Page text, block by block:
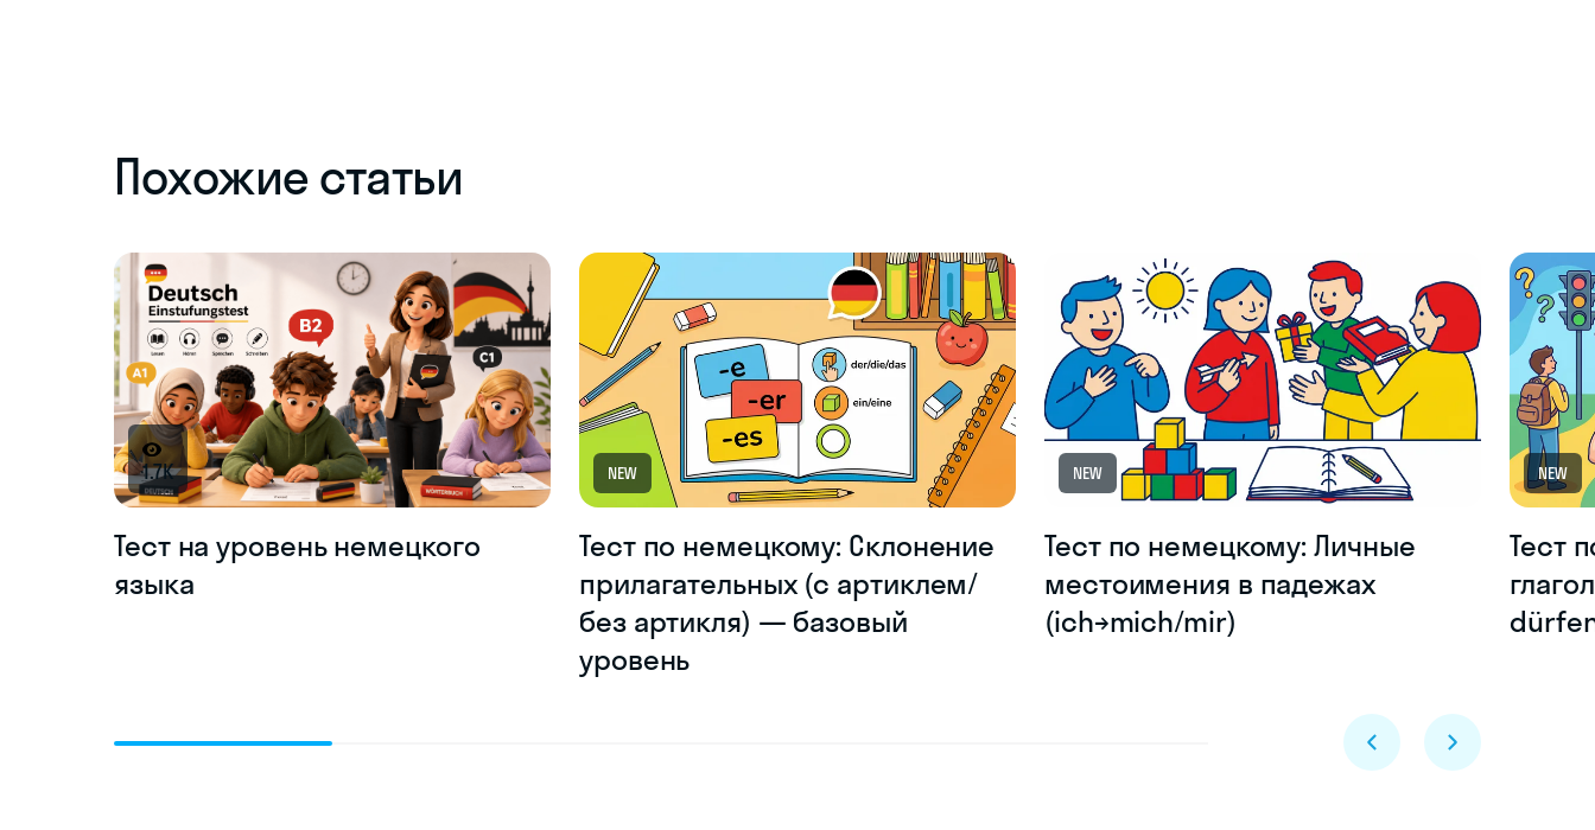
Похожие статьи
1.7K
Тест на уровень немецкого
языка
NEW
Тест по немецкому: Склонение
прилагательных (с артиклем/
без артикля) — базовый
уровень
NEW
Тест по немецкому: Личные
местоимения в падежах
(ich→mich/mir)
NEW
Тест